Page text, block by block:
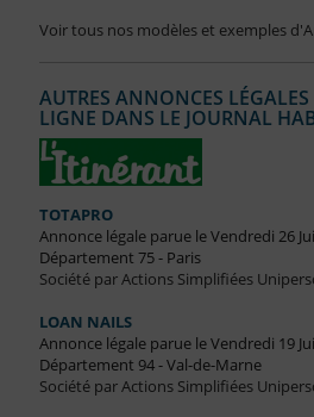
Voir tous nos modèles et exemples
AUTRES ANNONCES
LIGNE DANS LE JOURNAL
TOTAPRO
Annonce légale parue le Vendredi 26
Département 75 - Paris
Société par Actions Simplifiées
LOAN NAILS
Annonce légale parue le Vendredi 19
Département 94 - Val-de-Marne
Société par Actions Simplifiées